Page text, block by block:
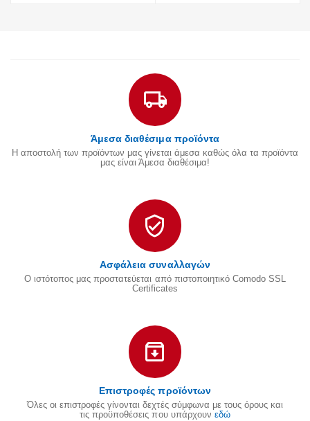
Άμεσα διαθέσιμα προϊόντα
Η αποστολή των προϊόντων μας γίνεται άμεσα καθώς όλα τα προϊόντα
μας είναι Άμεσα διαθέσιμα!
Ασφάλεια συναλλαγών
Ο ιστότοπος μας προστατεύεται από πιστοποιητικό Comodo SSL
Certificates
Επιστροφές προϊόντων
Όλες οι επιστροφές γίνονται δεχτές σύμφωνα με τους όρους και
τις προϋποθέσεις που υπάρχουν εδώ